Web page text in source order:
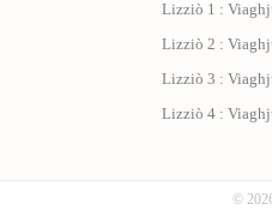
Lizziò 1 :
Lizziò 2 :
Lizziò 3 :
Lizziò 4 :
©